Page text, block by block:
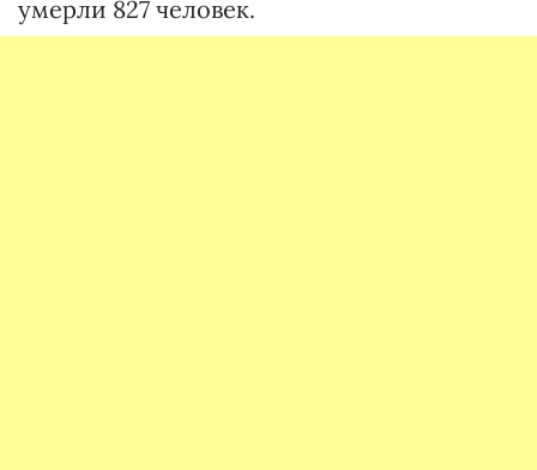
умерли 827 человек.